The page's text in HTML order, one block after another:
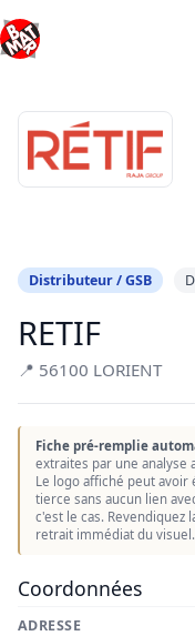
au
contenu
Distributeur / GSB
RETIF
📍 56100 LORIENT
Fiche pré-remplie
extraites par une
Le logo affiché peut
tierce sans aucun lien
c'est le cas. Revendiquez
retrait immédiat du visuel.
Coordonnées
ADRESSE